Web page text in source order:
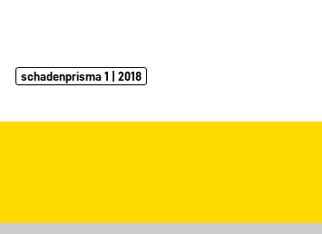
schadenprisma 1 | 2018